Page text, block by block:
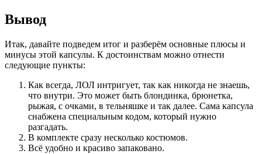
Вывод
Итак, давайте подведем итог и разберём основные плюсы и
минусы этой капсулы. К достоинствам можно отнести
следующие пункты:
Как всегда, ЛОЛ интригует, так как никогда не знаешь,
что внутри. Это может быть блондинка, брюнетка,
рыжая, с очками, в тельняшке и так далее. Сама капсула
снабжена специальным кодом, который нужно
разгадать.
В комплекте сразу несколько костюмов.
Всё удобно и красиво запаковано.